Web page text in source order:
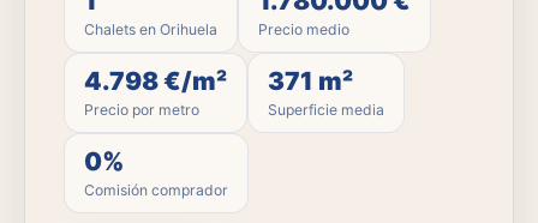
Chalets en Orihuela Precio medio
4.798 €/m²
Precio por metro
371 m²
Superficie media
0%
Comisión comprador